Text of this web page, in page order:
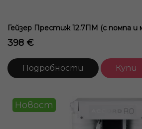
Гейзер Престиж 12.7ПМ (с помпа и
398 €
Подробности Купи
Новост